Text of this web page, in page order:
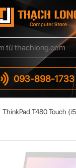
093-898-1733
ThinkPad T480 Touch